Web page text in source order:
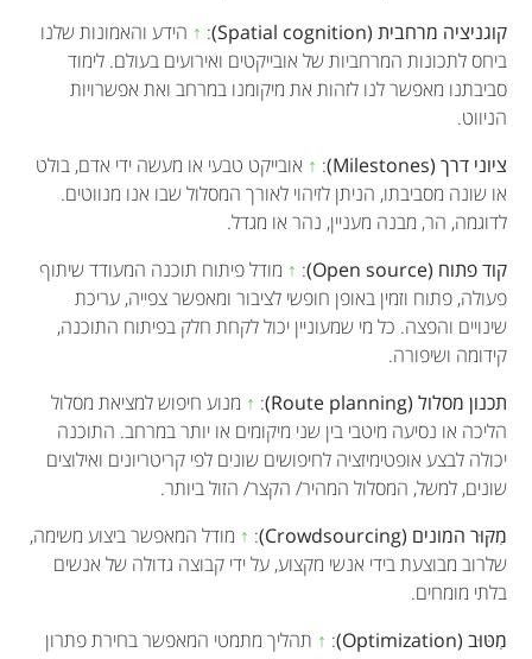
קוגניציה מרחבית (Spatial cognition)
:
↑ הידע והאמונות שלנו
ביחס לתכונות המרחביות של אובייקטים ואירועים בעולם. לימוד
סביבתנו מאפשר לנו לזהות את מיקומנו במרחב ואת אפשרויות
הניווט.
ציוני דרך (Milestones)
:
↑ אובייקט טבעי או מעשה ידי אדם, בולט
או שונה מסביבתו, הניתן לזיהוי לאורך המסלול שבו אנו מנווטים.
לדוגמה, הר, מבנה מעניין, נהר או מגדל.
קוד פתוח (Open source)
:
↑ מודל פיתוח תוכנה המעודד שיתוף
פעולה, פתוח וזמין באופן חופשי לציבור ומאפשר צפייה, עריכת
שינויים והפצה. כל מי שמעוניין יכול לקחת חלק בפיתוח התוכנה,
קידומה ושיפורה.
תכנון מסלול (Route planning)
:
↑ מנוע חיפוש למציאת מסלול
הליכה או נסיעה מיטבי בין שני מיקומים או יותר במרחב. התוכנה
יכולה לבצע אופטימיזציה לחיפושים שונים לפי קריטריונים ואילוצים
שונים, למשל, המסלול המהיר/ הקצר/ הזול ביותר.
מִקּוּר המונים (Crowdsourcing)
:
↑ מודל המאפשר ביצוע משימה,
שלרוב מבוצעת בידי אנשי מקצוע, על ידי קבוצה גדולה של אנשים
בלתי מומחים.
מִטּוּב (Optimization)
:
↑ תהליך מתמטי המאפשר בחירת פתרון